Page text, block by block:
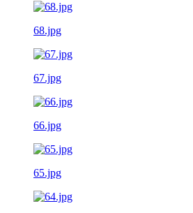
68.jpg
67.jpg
66.jpg
65.jpg